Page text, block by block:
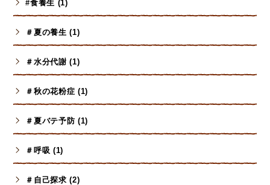
#食養生 (1)
＃夏の養生 (1)
＃水分代謝 (1)
＃秋の花粉症 (1)
＃夏バテ予防 (1)
＃呼吸 (1)
＃自己探求 (2)